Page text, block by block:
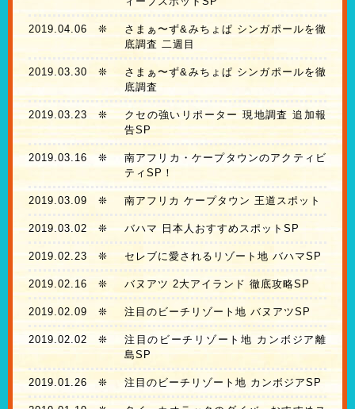
2019.04.06 ❊
さまぁ〜ず&みちょぱ シンガポールを徹
底調査 二週目
2019.03.30 ❊
さまぁ〜ず&みちょぱ シンガポールを徹
底調査
2019.03.23 ❊
クセの強いリポーター 現地調査 追加報
告SP
2019.03.16 ❊
南アフリカ・ケープタウンのアクティビ
ティSP！
2019.03.09 ❊ 南アフリカ ケープタウン 王道スポット
2019.03.02❊ バハマ 日本人おすすめスポットSP
2019.02.23 ❊ セレブに愛されるリゾート地 バハマSP
2019.02.16 ❊ バヌアツ 2大アイランド 徹底攻略SP
2019.02.09 ❊ 注目のビーチリゾート地 バヌアツSP
2019.02.02 ❊
注目のビーチリゾート地 カンボジア離
島SP
2019.01.26❊ 注目のビーチリゾート地 カンボジアSP